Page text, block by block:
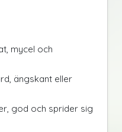
mycel och
ängskant eller
god och sprider sig